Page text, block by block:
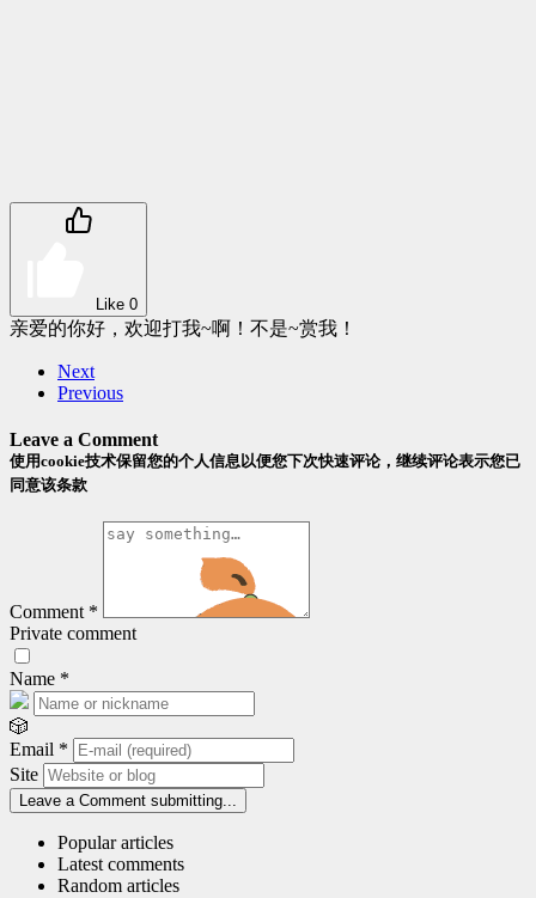
Like 0
亲爱的你好，欢迎打我~啊！不是~赏我！
Next
Previous
Leave a Comment
使用cookie技术保留您的个人信息以便您下次快速评论，继续评论表示您已
同意该条款
Comment *
Private comment
Name *
🎲
Email *
Site
Leave a Comment submitting...
Popular articles
Latest comments
Random articles